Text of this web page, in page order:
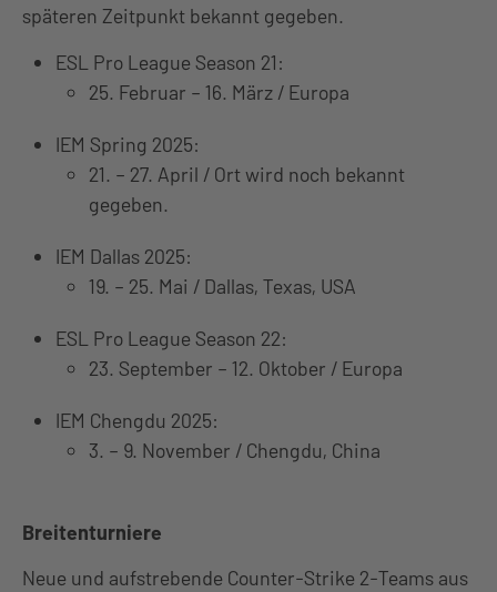
späteren Zeitpunkt bekannt gegeben.
ESL Pro League Season 21:
25. Februar – 16. März / Europa
IEM Spring 2025:
21. – 27. April / Ort wird noch bekannt
gegeben.
IEM Dallas 2025:
19. – 25. Mai / Dallas, Texas, USA
ESL Pro League Season 22:
23. September – 12. Oktober / Europa
IEM Chengdu 2025:
3. – 9. November / Chengdu, China
Breitenturniere
Neue und aufstrebende Counter-Strike 2-Teams aus